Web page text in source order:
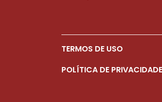
TERMOS DE USO
POLÍTICA DE PRIVACIDADE